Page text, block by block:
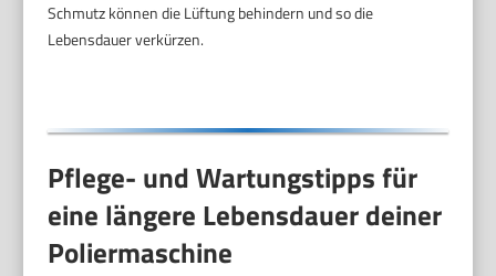
Schmutz können die Lüftung behindern und so die
Lebensdauer verkürzen.
Pflege- und Wartungstipps für
eine längere Lebensdauer deiner
Poliermaschine